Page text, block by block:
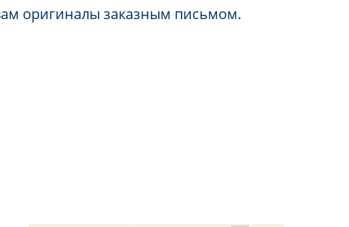
оригиналы заказным письмом.